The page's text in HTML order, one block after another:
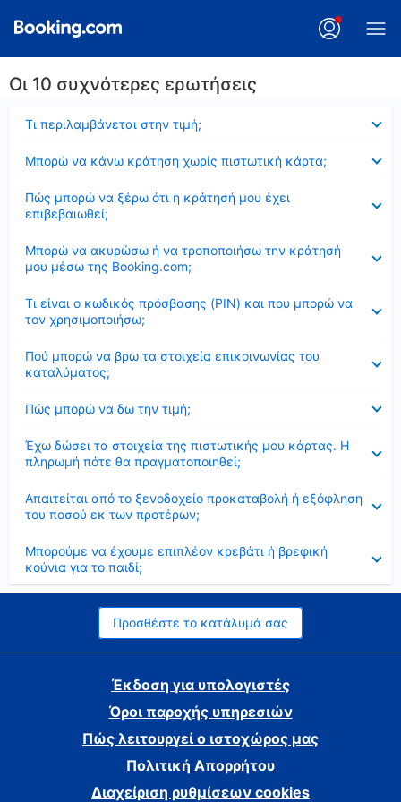
Οι 10 συχνότερες ερωτήσεις
Τι περιλαμβάνεται στην τιμή;
Μπορώ να κάνω κράτηση χωρίς πιστωτική κάρτα;
Πώς μπορώ να ξέρω ότι η κράτησή μου έχει
επιβεβαιωθεί;
Μπορώ να ακυρώσω ή να τροποποιήσω την κράτησή
μου μέσω της Booking.com;
Τι είναι ο κωδικός πρόσβασης (PIN) και που μπορώ να
τον χρησιμοποιήσω;
Πού μπορώ να βρω τα στοιχεία επικοινωνίας του
καταλύματος;
Πώς μπορώ να δω την τιμή;
Έχω δώσει τα στοιχεία της πιστωτικής μου κάρτας. Η
πληρωμή πότε θα πραγματοποιηθεί;
Απαιτείται από το ξενοδοχείο προκαταβολή ή εξόφληση
του ποσού εκ των προτέρων;
Μπορούμε να έχουμε επιπλέον κρεβάτι ή βρεφική
κούνια για το παιδί;
Προσθέστε το κατάλυμά σας
Έκδοση για υπολογιστές
Όροι παροχής υπηρεσιών
Πώς λειτουργεί ο ιστοχώρος μας
Πολιτική Απορρήτου
Διαχείριση ρυθμίσεων cookies